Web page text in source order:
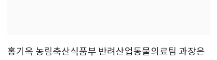
홍기옥 농림축산식품부 반려산업동물의료팀 과장은